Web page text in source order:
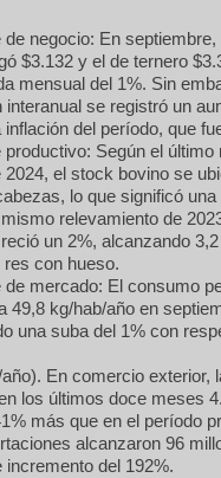
de negocio: En
$3.132 y el de ternero
mensual del 1%. Sin
se registró un
del período, que
Según el último
2024, el stock bovino se
lo que significó
relevamiento de
un 2%, alcanzando
con hueso.
de mercado: El consumo
49,8 kg/hab/año en
una suba del 1% con
En comercio exterior,
los últimos doce meses
más que en el período
alcanzaron 96
incremento del 192%.